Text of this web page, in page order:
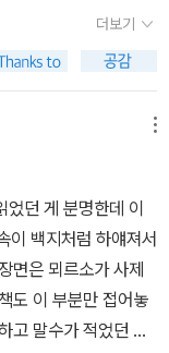
울고 있다는 것을 알
은 아니었다. 그리
로 반려견을 사랑하고
었다. 곰곰 생각해봐
의 야심도 많이 있었
그러한 모든 것이 실
달았던 것이다.68🌱
상스러운 사람이라
것일 테지만, 바
다고 했다. 69🌱그
도 강의에서 다룬 바
/ 박호성 / 책세상 /
/ 오리진하우스 / 3
사 / 272쪽) ​​​​(201
/ 바다출판사 / 198
말제브르에게 보내
어떻
304쪽)​ (2017-47)
삐딱한 책읽기
의 휴가를 청했는데
러나 좋아하지 않
그런 소리는 하지 말
내가 변명을 할 필요
쪽이 오히려 마땅할
있는 것을 보면 조문
것이나 별다름이 없
사실이 되어 만사가
갑자기 가로등이 켜
했다. 그처럼 온갖 사
려운 말이었고, 나와
원의 한정됨도 무색
해서도 시간에 대해서
희극일지.생은 이루
민 말입니다.눈이 뻑
난 것처럼 눈을 천천
빼고 입을 벌려도 봅
더보기
었던 게 분명한데 이
이 백지처럼 하얘져서
면은 뫼르소가 사제
도 이 부분만 접어놓
고 말수가 적었던 뫼